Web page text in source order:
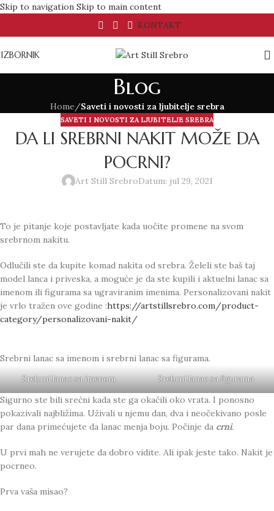
Skip to navigation Skip to main content
KONTAKT
IZBORNIK
Blog
Home/Saveti i novosti za ljubitelje srebra
SAVETI I NOVOSTI ZA LJUBITELJE SREBRA
DA LI SREBRNI NAKIT MOŽE DA
POCRNI?
Art Still SrebroDatum: jul 29, 2021
To je pitanje koje postavljate kada uočite promene na svom
srebrnom nakitu.
Odlučili ste da kupite komad nakita od srebra. Želeli ste baš taj
model lanca i priveska, a moguće je da ste kupili i aktuelni lanac sa
imenom ili figurama sa ugraviranim imenima. Personalizovani nakit
je vrlo tražen ove godine :https://artstillsrebro.com/product-
category/personalizovani-nakit/
Srebrni lanac sa imenom i srebrni lanac sa figurama.
Srebrni lanac sa imenom Srebrni lanac sa figurama
Sigurno ste bili srećni kada ste ga okačili oko vrata. I ponosno
pokazivali najbližima. Uživali u njemu dan, dva i neočekivano posle
par dana primećujete da lanac menja boju. Počinje da crni.
U prvi mah ne verujete da dobro vidite. Ali ipak jeste tako. Nakit je
pocrneo.
Prva vaša misao?